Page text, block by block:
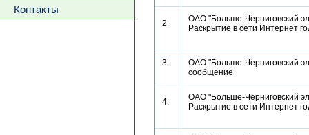
Контакты
2.
ОАО "Больше-Черниговский
Раскрытие в сети Интернет
3.
ОАО "Больше-Черниговский
сообщение
4.
ОАО "Больше-Черниговский
Раскрытие в сети Интернет